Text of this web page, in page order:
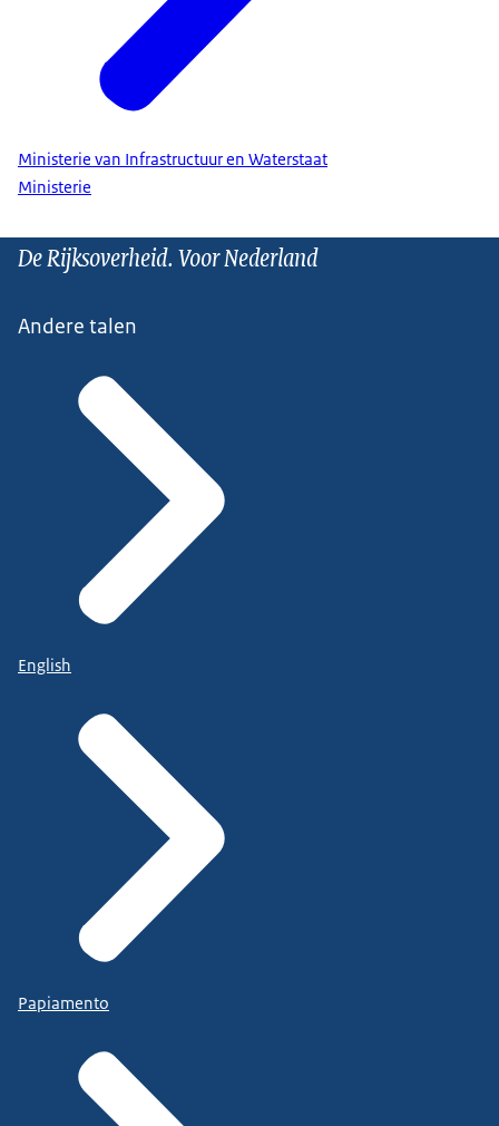
Ministerie van Infrastructuur en Waterstaat
Ministerie
De Rijksoverheid. Voor Nederland
Andere talen
English
Papiamento